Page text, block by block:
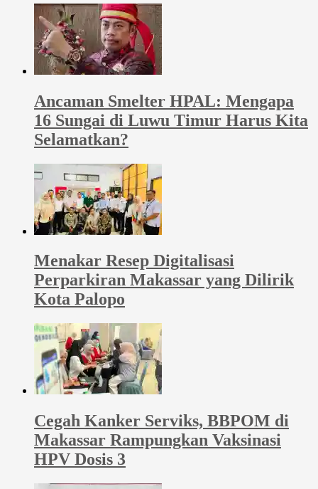
Ancaman Smelter HPAL: Mengapa
16 Sungai di Luwu Timur Harus Kita
Selamatkan?
Menakar Resep Digitalisasi
Perparkiran Makassar yang Dilirik
Kota Palopo
Cegah Kanker Serviks, BBPOM di
Makassar Rampungkan Vaksinasi
HPV Dosis 3